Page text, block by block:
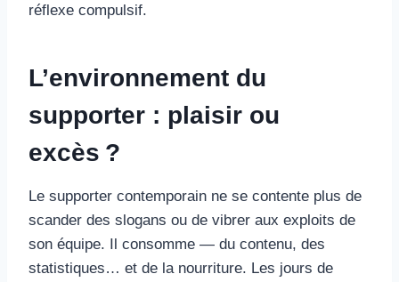
réflexe compulsif.
L’environnement du
supporter : plaisir ou
excès ?
Le supporter contemporain ne se contente plus de
scander des slogans ou de vibrer aux exploits de
son équipe. Il consomme — du contenu, des
statistiques… et de la nourriture. Les jours de